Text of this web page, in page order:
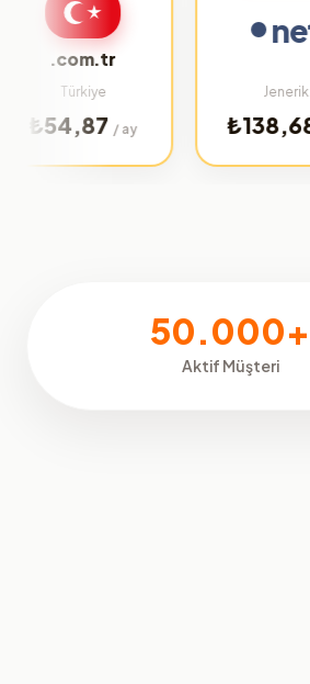
/ ay
net
₺138,68 / ay
50.000+
Aktif Müşteri